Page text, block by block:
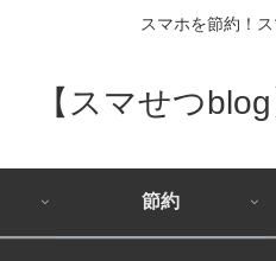
スマホを節約！ス
【スマせつ
節約